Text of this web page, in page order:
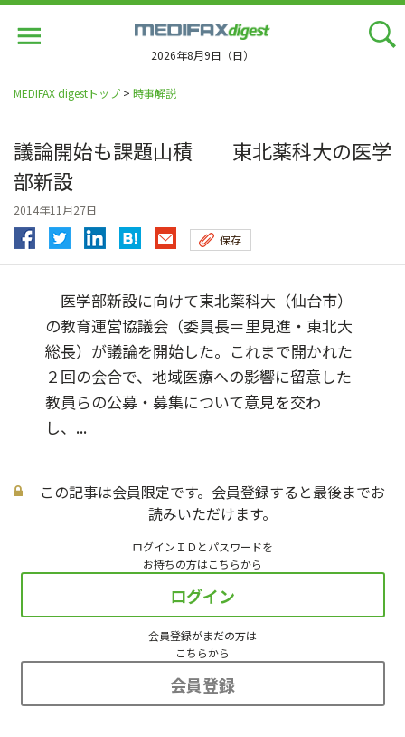
2026年8月9日（日）
MEDIFAX digestトップ > 時事解説
議論開始も課題山積 東北薬科大の医学
部新設
2014年11月27日
保存
医学部新設に向けて東北薬科大（仙台市）
の教育運営協議会（委員長＝里見進・東北大
総長）が議論を開始した。これまで開かれた
２回の会合で、地域医療への影響に留意した
教員らの公募・募集について意見を交わ
し、...
この記事は会員限定です。会員登録すると最後までお
読みいただけます。
ログインＩＤとパスワードを
お持ちの方はこちらから
ログイン
会員登録がまだの方は
こちらから
会員登録